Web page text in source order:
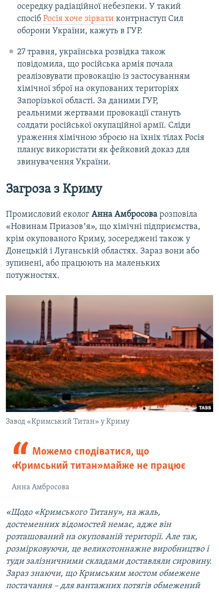
осередку радіаційної небезпеки. У такий
спосіб Росія хоче зірватиконтрнаступ Сил
оборони України, кажуть в ГУР.
27 травня, українська розвідка також
повідомила, що російська армія почала
реалізовувати провокацію із застосуванням
хімічної зброї на окупованих територіях
Запорізької області. За даними ГУР,
реальними жертвами провокації стануть
солдати російської окупаційної армії. Сліди
ураження хімічною зброєю на їхніх тілах Росія
планує використати як фейковий доказ для
звинувачення України.
Загроза з Криму
Промисловий еколог Анна Амбросова розповіла
«Новинам Приазовʼя», що хімічні підприємства,
крім окупованого Криму, зосереджені також у
Донецькій і Луганській областях. Зараз вони або
зупинені, або працюють на маленьких
потужностях.
Завод «Кримський Титан» у Криму
Можемо сподіватися, що
«Кримський титан» майже не працює
Анна Амбросова
«Щодо «Кримського Титану», на жаль,
достеменних відомостей немає, адже він
розташований на окупованій території. Але так,
розмірковуючи, це великотоннажне виробництво і
туди залізничними складами доставляли сировину.
Зараз знаючи, що Кримським мостом обмежене
постачання – для вантажних потягів обмежений